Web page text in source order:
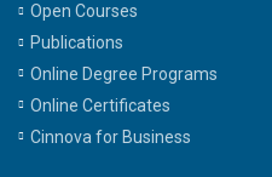
Open Courses
Publications
Online Degree Programs
Online Certificates
Cinnova for Business